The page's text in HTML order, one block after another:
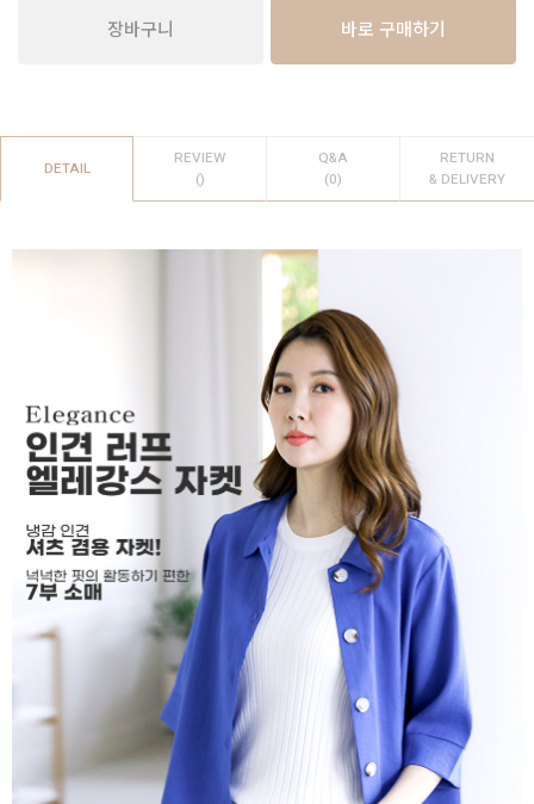
장바구니 바로 구매하기
DETAIL
REVIEW
()
Q&A
(0)
RETURN
& DELIVERY